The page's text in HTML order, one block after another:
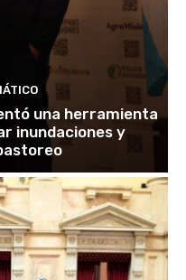
una herramienta
inundaciones y